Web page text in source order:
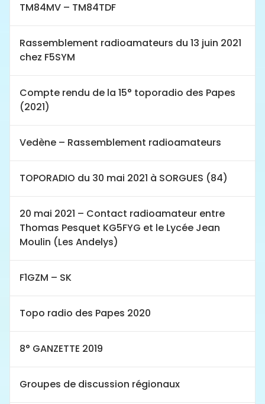
TM84MV – TM84TDF
Rassemblement radioamateurs du 13 juin 2021
chez F5SYM
Compte rendu de la 15° toporadio des Papes
(2021)
Vedène – Rassemblement radioamateurs
TOPORADIO du 30 mai 2021 à SORGUES (84)
20 mai 2021 – Contact radioamateur entre
Thomas Pesquet KG5FYG et le Lycée Jean
Moulin (Les Andelys)
F1GZM – SK
Topo radio des Papes 2020
8° GANZETTE 2019
Groupes de discussion régionaux